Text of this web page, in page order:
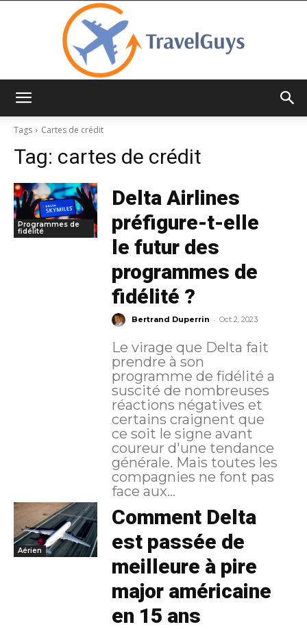
Tags
Cartes de crédit
Tag: cartes de crédit
Programmes de
fidélité
Delta Airlines
préfigure-t-elle
le futur des
programmes de
fidélité ?
Bertrand Duperrin - Oct 2, 2023
Le virage que Delta fait
prendre à son
programme de fidélité a
suscité de nombreuses
réactions négatives et
certains craignent que
ce soit le signe avant
coureur d'une tendance
générale. Mais toutes les
compagnies ne font pas
face aux...
Aérien
Comment Delta
est passée de
meilleure à pire
major américaine
en 15 ans